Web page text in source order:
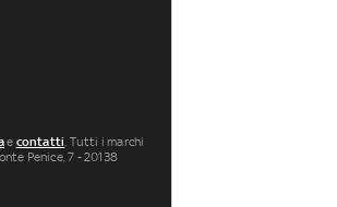
e contatti. Tutti i marchi
Penice, 7 - 20138